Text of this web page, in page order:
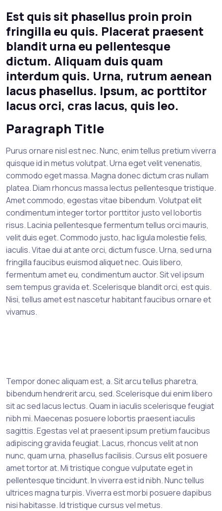
Est quis sit phasellus proin proin
fringilla eu quis. Placerat praesent
blandit urna eu pellentesque
dictum. Aliquam duis quam
interdum quis. Urna, rutrum aenean
lacus phasellus. Ipsum, ac porttitor
lacus orci, cras lacus, quis leo.
Paragraph Title
Purus ornare nisl est nec. Nunc, enim tellus pretium viverra
quisque id in metus volutpat. Urna eget velit venenatis,
commodo eget massa. Magna donec dictum cras nullam
platea. Diam rhoncus massa lectus pellentesque tristique.
Amet commodo, egestas vitae bibendum. Volutpat elit
condimentum integer tortor porttitor justo vel lobortis
risus. Lacinia pellentesque fermentum tellus orci mauris,
velit duis eget. Commodo justo, hac ligula molestie felis,
iaculis. Vitae dui at ante orci, dictum fusce. Urna, sed urna
fringilla faucibus euismod aliquet nec. Quis libero,
fermentum amet eu, condimentum auctor. Sit vel ipsum
sem tempus gravida et. Scelerisque blandit orci, est quis.
Nisi, tellus amet est nascetur habitant faucibus ornare et
vivamus.
Tempor donec aliquam est, a. Sit arcu tellus pharetra,
bibendum hendrerit arcu, sed. Scelerisque dui enim libero
sit ac sed lacus lectus. Quam in iaculis scelerisque feugiat
nibh mi. Maecenas posuere lobortis praesent iaculis
sagittis. Egestas vel at praesent ipsum pretium faucibus
adipiscing gravida feugiat. Lacus, rhoncus velit at non
nunc, quam urna, phasellus facilisis. Cursus elit posuere
amet tortor at. Mi tristique congue vulputate eget in
pellentesque tincidunt. In viverra est id nibh. Nunc tellus
ultrices magna turpis. Viverra est morbi posuere dapibus
nisi habitasse. Id tristique cursus vel metus.